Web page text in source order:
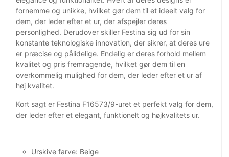
fornemme og unikke, hvilket gør dem til et ideelt valg for
dem, der leder efter et ur, der afspejler deres
personlighed. Derudover skiller Festina sig ud for sin
konstante teknologiske innovation, der sikrer, at deres ure
er præcise og pålidelige. Endelig er deres forhold mellem
kvalitet og pris fremragende, hvilket gør dem til en
overkommelig mulighed for dem, der leder efter et ur af
høj kvalitet.
Kort sagt er Festina F16573/9-uret et perfekt valg for dem,
der leder efter et elegant, funktionelt og højkvalitets ur.
Urskive farve: Beige